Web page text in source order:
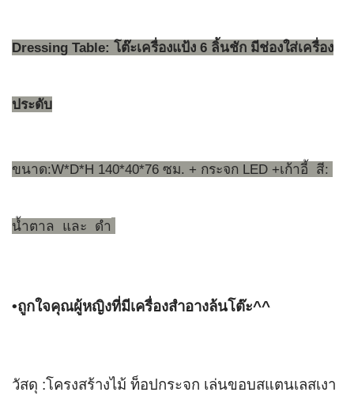
Dressing Table: โต๊ะเครื่องแป้ง 6 ลิ้นชัก มีช่องใส่เครื่อง
ประดับ
ขนาด:W*D*H ⁣140*40*76 ซม. + กระจก LED +เก้าอี้  สี:
น้ำตาล  และ  ดำ
•ถูกใจคุณผู้หญิงที่มีเครื่องสำอางล้นโต๊ะ^^
วัสดุ :โครงสร้างไม้ ท็อปกระจก เล่นขอบสแตนเลสเงา